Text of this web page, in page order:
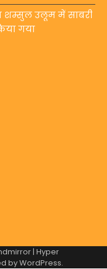
शम्सुल उलूम में साबरी
गया
| Hyper
byWordPress.